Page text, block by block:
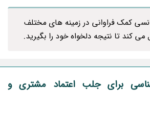
کمک فراوانی در زمینه های مختلف
می کند تا نتیجه دلخواه خود را بگیرید.
برای جلب اعتماد مشتری و